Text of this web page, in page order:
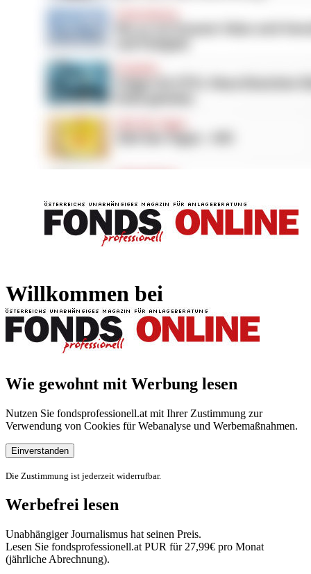
Willkommen bei
Wie gewohnt mit Werbung lesen
Nutzen Sie fondsprofessionell.at mit Ihrer Zustimmung zur
Verwendung von Cookies für Webanalyse und Werbemaßnahmen.
Einverstanden
Die Zustimmung ist jederzeit widerrufbar.
Werbefrei lesen
Unabhängiger Journalismus hat seinen Preis.
Lesen Sie fondsprofessionell.at PUR für 27,99€ pro Monat
(jährliche Abrechnung).